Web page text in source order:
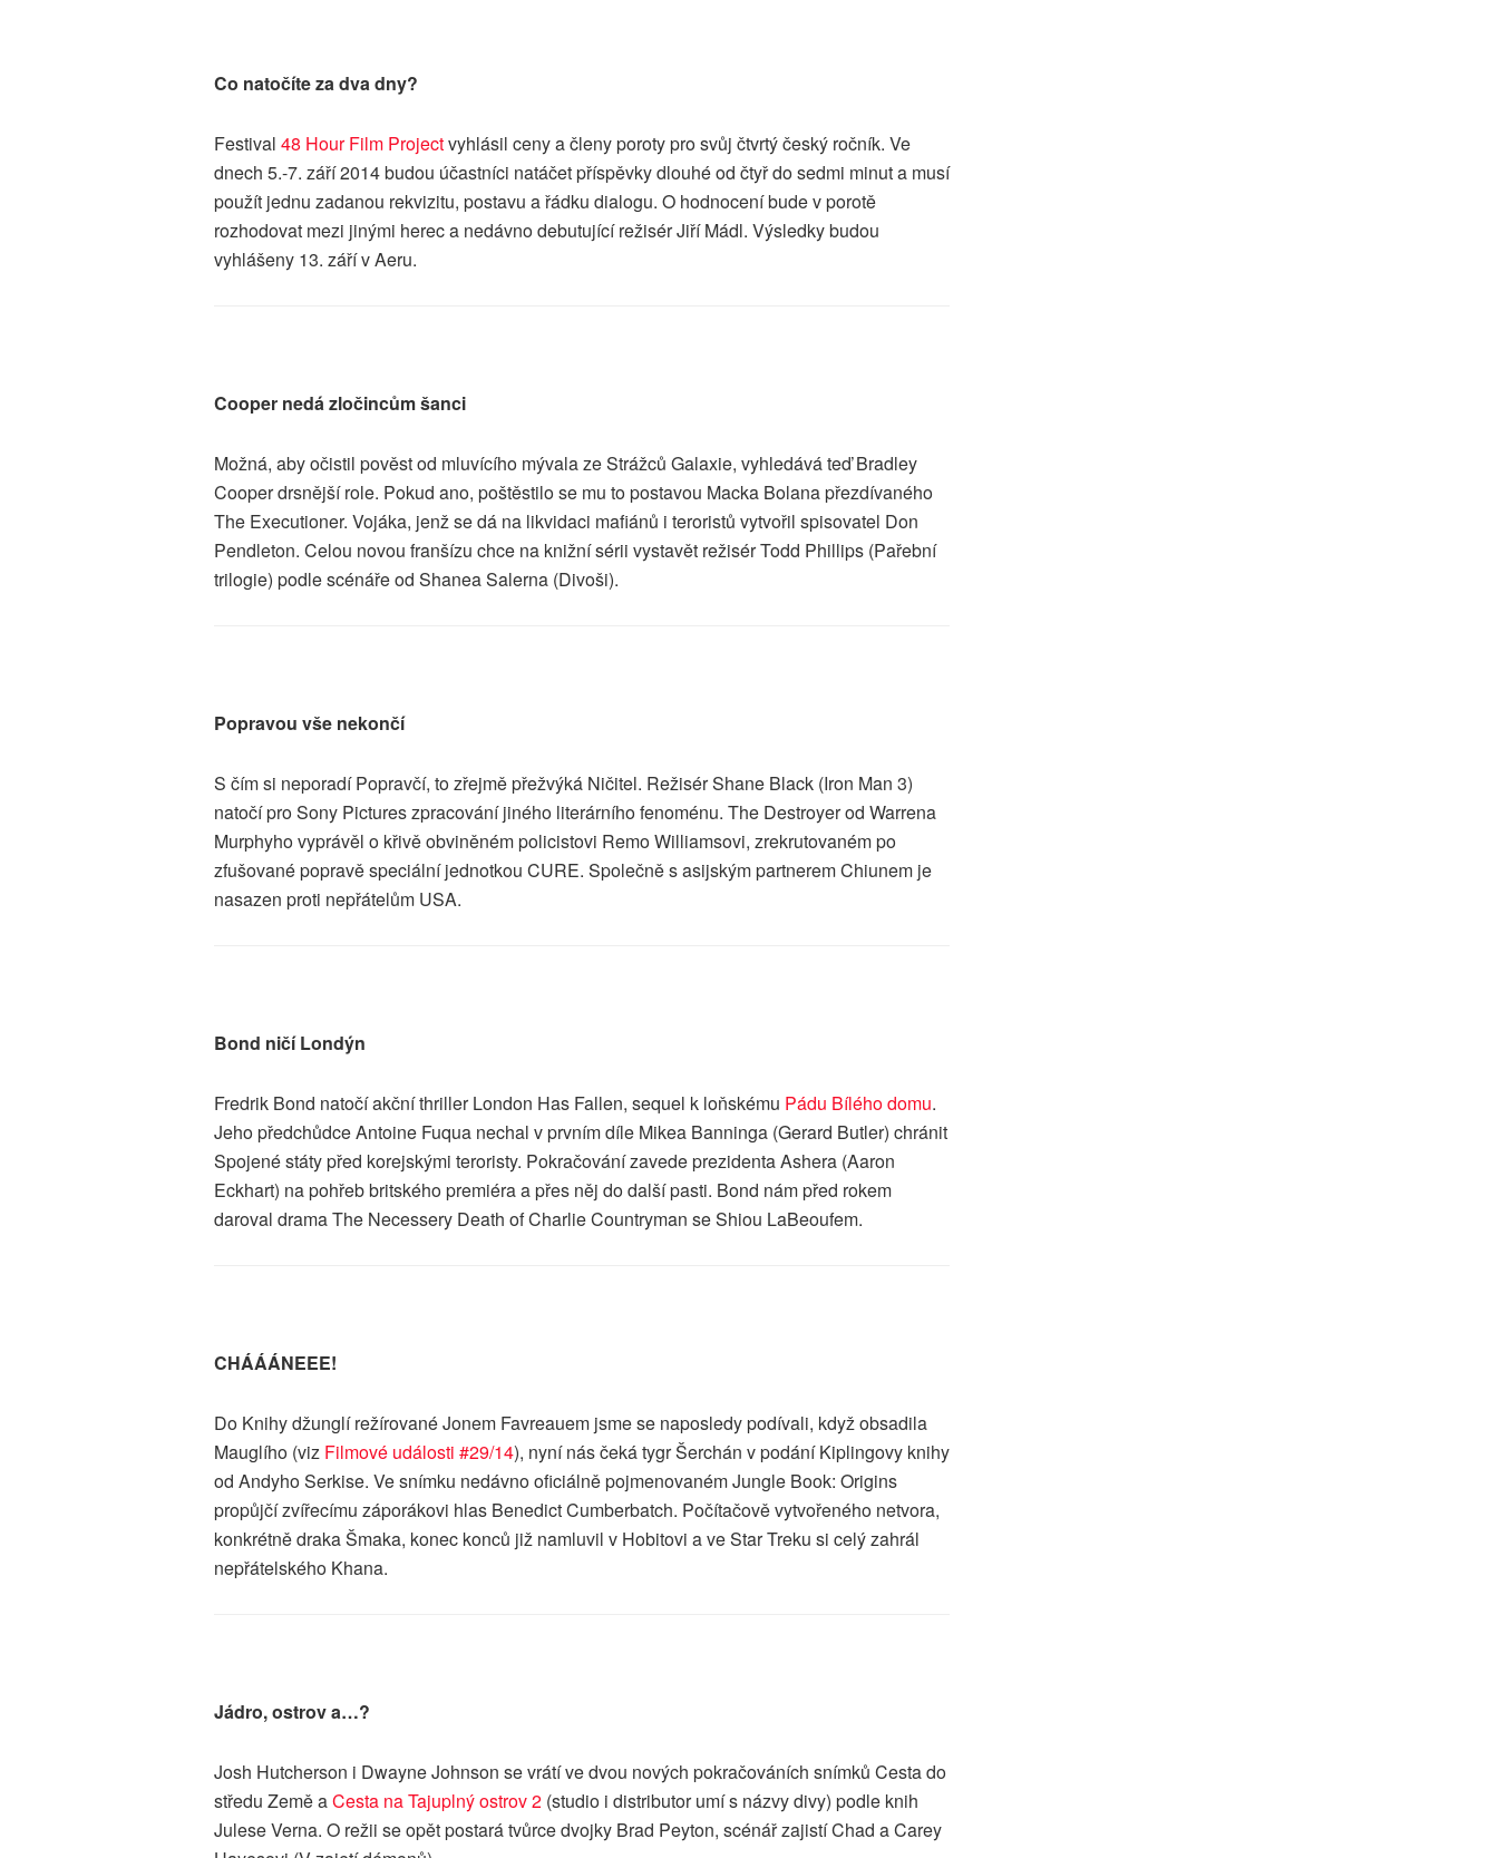
Co natočíte za dva dny?
Festival 48 Hour Film Projectvyhlásil ceny a členy poroty pro svůj čtvrtý český ročník. Ve
dnech 5.-7. září 2014 budou účastníci natáčet příspěvky dlouhé od čtyř do sedmi minut a musí
použít jednu zadanou rekvizitu, postavu a řádku dialogu. O hodnocení bude v porotě
rozhodovat mezi jinými herec a nedávno debutující režisér Jiří Mádl. Výsledky budou
vyhlášeny 13. září v Aeru.
Cooper nedá zločincům šanci
Možná, aby očistil pověst od mluvícího mývala ze Strážců Galaxie, vyhledává teď Bradley
Cooper drsnější role. Pokud ano, poštěstilo se mu to postavou Macka Bolana přezdívaného
The Executioner. Vojáka, jenž se dá na likvidaci mafiánů i teroristů vytvořil spisovatel Don
Pendleton. Celou novou franšízu chce na knižní sérii vystavět režisér Todd Phillips (Pařební
trilogie) podle scénáře od Shanea Salerna (Divoši).
Popravou vše nekončí
S čím si neporadí Popravčí, to zřejmě přežvýká Ničitel. Režisér Shane Black (Iron Man 3)
natočí pro Sony Pictures zpracování jiného literárního fenoménu. The Destroyer od Warrena
Murphyho vyprávěl o křivě obviněném policistovi Remo Williamsovi, zrekrutovaném po
zfušované popravě speciální jednotkou CURE. Společně s asijským partnerem Chiunem je
nasazen proti nepřátelům USA.
Bond ničí Londýn
Fredrik Bond natočí akční thriller London Has Fallen, sequel k loňskému Pádu Bílého domu.
Jeho předchůdce Antoine Fuqua nechal v prvním díle Mikea Banninga (Gerard Butler) chránit
Spojené státy před korejskými teroristy. Pokračování zavede prezidenta Ashera (Aaron
Eckhart) na pohřeb britského premiéra a přes něj do další pasti. Bond nám před rokem
daroval drama The Necessery Death of Charlie Countryman se Shiou LaBeoufem.
CHÁÁÁNEEE!
Do Knihy džunglí režírované Jonem Favreauem jsme se naposledy podívali, když obsadila
Mauglího (viz Filmové události #29/14), nyní nás čeká tygr Šerchán v podání Kiplingovy knihy
od Andyho Serkise. Ve snímku nedávno oficiálně pojmenovaném Jungle Book: Origins
propůjčí zvířecímu záporákovi hlas Benedict Cumberbatch. Počítačově vytvořeného netvora,
konkrétně draka Šmaka, konec konců již namluvil v Hobitovi a ve Star Treku si celý zahrál
nepřátelského Khana.
Jádro, ostrov a…?
Josh Hutcherson i Dwayne Johnson se vrátí ve dvou nových pokračováních snímků Cesta do
středu Země aCesta na Tajuplný ostrov 2 (studio i distributor umí s názvy divy) podle knih
Julese Verna. O režii se opět postará tvůrce dvojky Brad Peyton, scénář zajistí Chad a Carey